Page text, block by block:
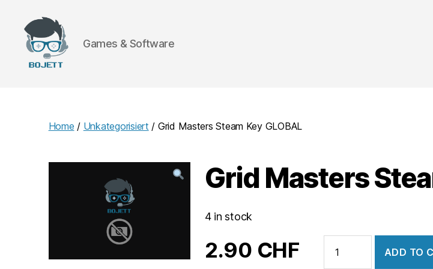
Games & Software
Home / Unkategorisiert / Grid Masters Steam Key GLOBAL
Grid Masters
4 in stock
2.90 CHF
Masters
ADD TO